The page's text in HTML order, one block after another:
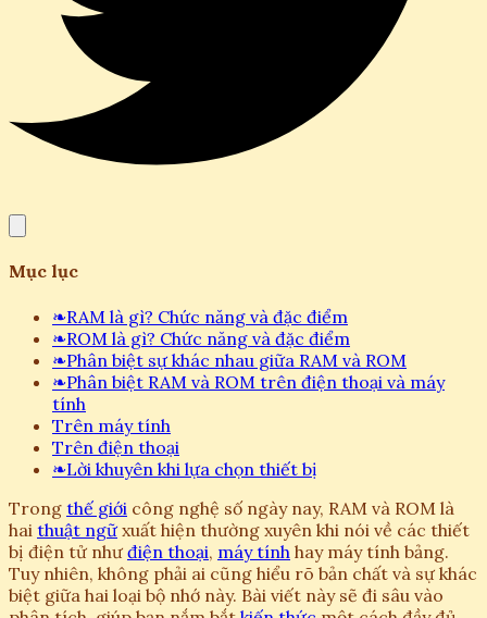
Mục lục
❧RAM là gì? Chức năng và đặc điểm
❧ROM là gì? Chức năng và đặc điểm
❧Phân biệt sự khác nhau giữa RAM và ROM
❧Phân biệt RAM và ROM trên điện thoại và máy
tính
Trên máy tính
Trên điện thoại
❧Lời khuyên khi lựa chọn thiết bị
Trong thế giới công nghệ số ngày nay, RAM và ROM là
hai thuật ngữxuất hiện thường xuyên khi nói về các thiết
bị điện tử như điện thoại, máy tính hay máy tính bảng.
Tuy nhiên, không phải ai cũng hiểu rõ bản chất và sự khác
biệt giữa hai loại bộ nhớ này. Bài viết này sẽ đi sâu vào